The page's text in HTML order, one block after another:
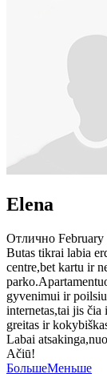
Elena
Отлично February
Butas tikrai labia
centre,bet kartu ir
gyvenimui ir
internetas,tai jis čia
greitas ir
Labai
Ačiū!
БольшеМеньше